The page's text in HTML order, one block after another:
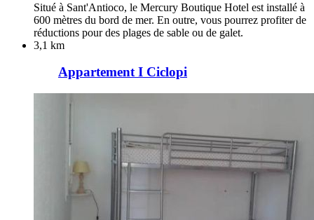
Situé à Sant'Antioco, le Mercury Boutique Hotel est installé à
600 mètres du bord de mer. En outre, vous pourrez profiter de
réductions pour des plages de sable ou de galet.
3,1 km
Appartement I Ciclopi